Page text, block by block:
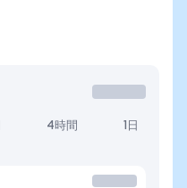
4時間 1日